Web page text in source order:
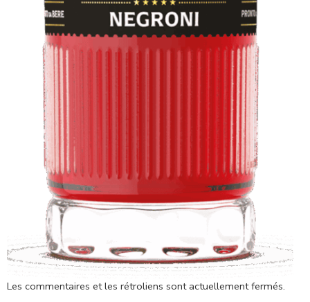
Les commentaires et les rétroliens sont actuellement fermés.